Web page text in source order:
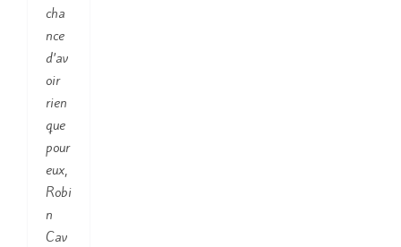
cha
nce
d’av
oir
rien
que
pour
eux,
Robi
n
Cav